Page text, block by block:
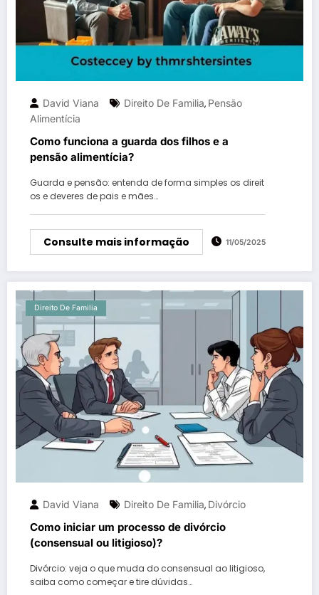
David Viana Direito De Familia, Pensão
Alimentícia
Como funciona a guarda dos filhos e a
pensão alimentícia?
Guarda e pensão: entenda de forma simples os direit
os e deveres de pais e mães…
Consulte mais informação 11/05/2025
Direito De Familia
David Viana Direito De Familia, Divórcio
Como iniciar um processo de divórcio
(consensual ou litigioso)?
Divórcio: veja o que muda do consensual ao litigioso,
saiba como começar e tire dúvidas…